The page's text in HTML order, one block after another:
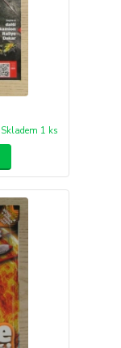
Skladem 1 ks